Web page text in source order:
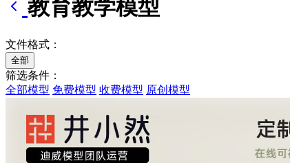
教育教学模型
文件格式：
全部
筛选条件：
全部模型 免费模型 收费模型 原创模型